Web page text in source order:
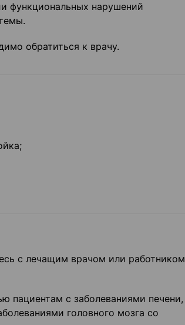
функциональных нарушений
обратиться к врачу.
с лечащим врачом или работником
пациентам с заболеваниями печени,
головного мозга со